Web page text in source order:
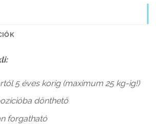
5 éves korig (maximum 25 kg-ig!)
dönthető
forgatható